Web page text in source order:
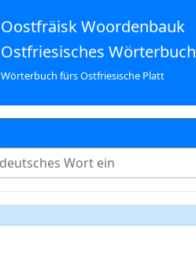
Oostfräisk Woordenbauk
Ostfriesisches Wörterbuch
Wörterbuch fürs Ostfriesische Platt